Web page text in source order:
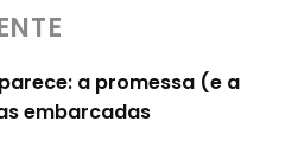
a promessa (e a
embarcadas